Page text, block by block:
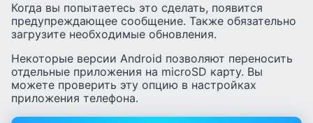
Когда вы попытаетесь это сделать, появится
предупреждающее сообщение. Также обязательно
загрузите необходимые обновления.
Некоторые версии Android позволяют переносить
отдельные приложения на microSD карту. Вы
можете проверить эту опцию в настройках
приложения телефона.